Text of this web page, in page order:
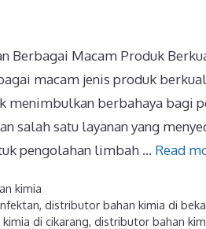
Berbagai Macam Produk
macam jenis produk
menimbulkan berbahaya bagi
salah satu layanan yang
pengolahan limbah … Read
kimia
,distributor bahan kimia di
di cikarang, distributor bahan